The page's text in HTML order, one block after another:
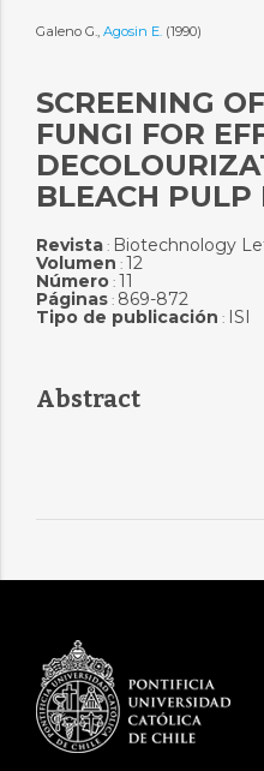
Galeno G., Agosin E. (1990)
SCREENING
FUNGI FOR
BLEACH PULP
Revista: Biotechnology
Volumen : 12
Número: 11
Páginas: 869-872
Tipo de publicación : ISI
Abstract